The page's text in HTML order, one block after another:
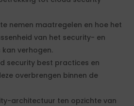
nemen maatregelen en hoe het
van het security- en
verhogen.
security best practices en
overbrengen binnen de
architectuur ten opzichte van